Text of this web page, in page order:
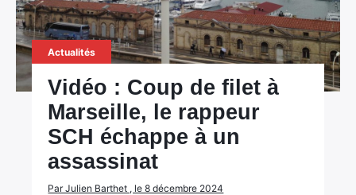
Actualités
Vidéo : Coup de filet à
Marseille, le rappeur
SCH échappe à un
assassinat
Par Julien Barthet , le 8 décembre 2024